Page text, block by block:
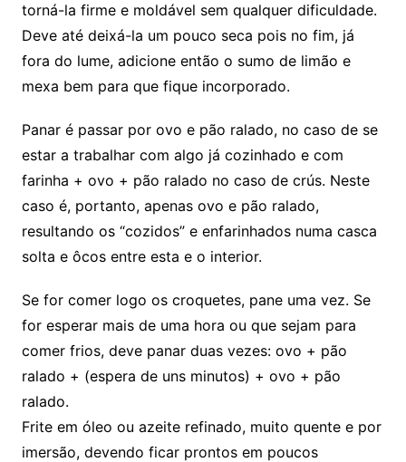
torná-la firme e moldável sem qualquer dificuldade.
Deve até deixá-la um pouco seca pois no fim, já
fora do lume, adicione então o sumo de limão e
mexa bem para que fique incorporado.
Panar é passar por ovo e pão ralado, no caso de se
estar a trabalhar com algo já cozinhado e com
farinha + ovo + pão ralado no caso de crús. Neste
caso é, portanto, apenas ovo e pão ralado,
resultando os “cozidos” e enfarinhados numa casca
solta e ôcos entre esta e o interior.
Se for comer logo os croquetes, pane uma vez. Se
for esperar mais de uma hora ou que sejam para
comer frios, deve panar duas vezes: ovo + pão
ralado + (espera de uns minutos) + ovo + pão
ralado.
Frite em óleo ou azeite refinado, muito quente e por
imersão, devendo ficar prontos em poucos